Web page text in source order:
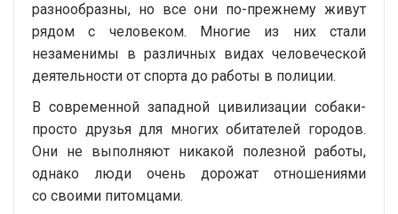
разнообразны, но все они по-прежнему живут
рядом с человеком. Многие из них стали
незаменимы в различных видах человеческой
деятельности от спорта до работы в полиции.
В современной западной цивилизации собаки-
просто друзья для многих обитателей городов.
Они не выполняют никакой полезной работы,
однако люди очень дорожат отношениями
со своими питомцами.